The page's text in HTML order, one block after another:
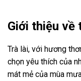
Giới thiệu về
Trà lài, với hương
chọn yêu thích của
mát mẻ của mùa